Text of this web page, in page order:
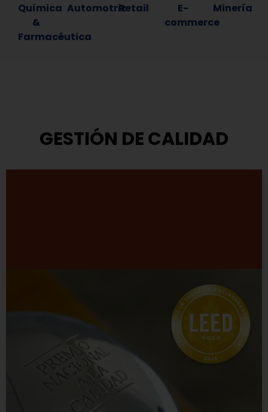
Química
&
Farmacéutica
AutomotrizRetail
E-
commerce
Minería
GESTIÓN DE CALIDAD
TASA ha adoptado el modelo que propone el Premio
Nacional a la Calidad.